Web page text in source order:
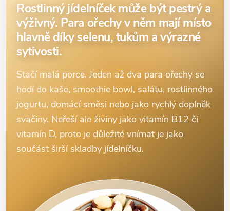
Rostlinný jídelníček může být pestrý a
výživný. Para ořechy v něm mají místo
hlavně díky selenu, tukům a výrazné
sytivosti.
Stačí malá porce. Jeden až dva para ořechy se
hodí do kaše, smoothie bowl, salátu, rostlinného
jogurtu, domácí směsi nebo jako rychlý doplněk
svačiny. Neřeší ale živiny jako vitamín B12 či
vitamín D, proto je důležité vnímat je jako
součást širší skladby jídelníčku.